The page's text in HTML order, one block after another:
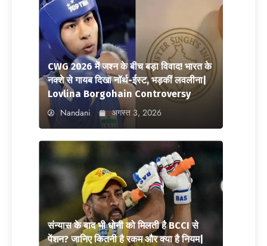
CWG 2026 में जश्न के बीच बड़ा विवाद! भारत के
नक्शे से गायब दिखा नॉर्थ-ईस्ट, भड़कीं लवलीना|
Lovlina Borgohain Controversy
Nandani अगस्त 3, 2026
संन्यास के बाद भी धोनी को मिलती है BCCI से
पेंशन? जानिए कितनी है रकम और क्या है नियम|